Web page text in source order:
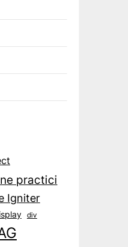
practici
Igniter
div